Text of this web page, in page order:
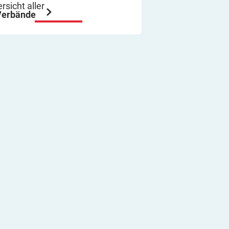
ich immer wieder so machen.
Viel Erfolg
aller